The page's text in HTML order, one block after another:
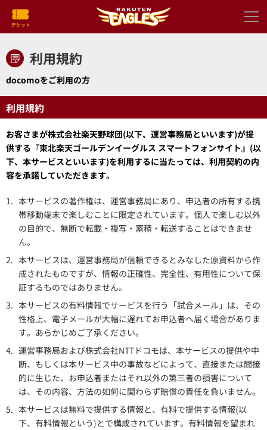
利用規約
docomoをご利用の方
利用規約
お客さまが株式会社楽天野球団(以下、運営事務局といいます)が提
供する『東北楽天ゴールデンイーグルス スマートフォンサイト』(以
下、本サービスといいます)を利用するに当たっては、利用契約の内
容を承諾していただきます。
1. 本サービスの著作権は、運営事務局にあり、申込者の所有する携
帯移動端末で楽しむことに限定されています。個人で楽しむ以外
の目的で、無断で転載・複写・蓄積・転送することはできませ
ん。
2. 本サービスは、運営事務局が信頼できるとみなした原資料から作
成されたものですが、情報の正確性、完全性、有用性について保
証するものではありません。
3. 本サービスの有料情報でサービスを行う「試合メール」は、その
性格上、電子メールが大幅に遅れてお申込者へ届く場合がありま
す。あらかじめご了承ください。
4. 運営事務局および株式会社NTTドコモは、本サービスの提供や中
断、もしくは本サービス中の事故などによって、直接または間接
的に生じた、お申込者またはそれ以外の第三者の損害について
は、その内容、方法の如何に関わらず賠償の責任を負いません。
5. 本サービスは無料で提供する情報と、有料で提供する情報(以
下、有料情報という)とで構成されています。有料情報を望まれ